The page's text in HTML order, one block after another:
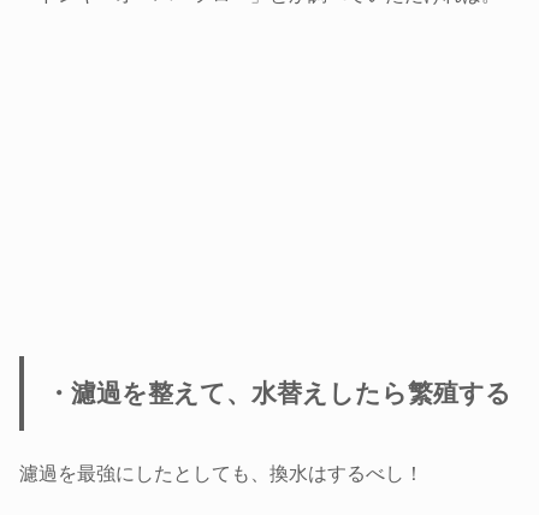
・濾過を整えて、水替えしたら繁殖する
濾過を最強にしたとしても、換水はするべし！